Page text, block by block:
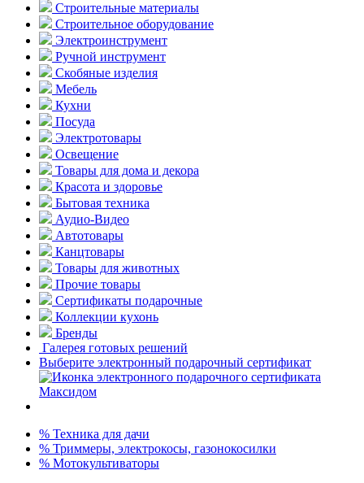
Строительные материалы
Строительное оборудование
Электроинструмент
Ручной инструмент
Скобяные изделия
Мебель
Кухни
Посуда
Электротовары
Освещение
Товары для дома и декора
Красота и здоровье
Бытовая техника
Аудио-Видео
Автотовары
Канцтовары
Товары для животных
Прочие товары
Сертификаты подарочные
Коллекции кухонь
Бренды
Галерея готовых решений
Выберите электронный подарочный сертификат
% Техника для дачи
% Триммеры, электрокосы, газонокосилки
% Мотокультиваторы